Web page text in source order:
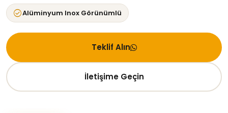
check_circleAlüminyum Inox Görünümlü
Teklif Alın
İletişime Geçin